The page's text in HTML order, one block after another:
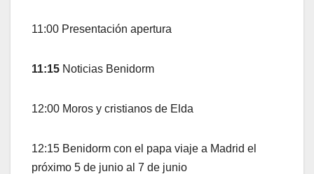
11:00 Presentación apertura
11:15 Noticias Benidorm
12:00 Moros y cristianos de Elda
12:15 Benidorm con el papa viaje a Madrid el
próximo 5 de junio al 7 de junio